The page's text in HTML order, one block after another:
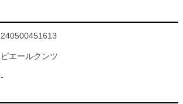
240500451613
ピエールクンツ
-